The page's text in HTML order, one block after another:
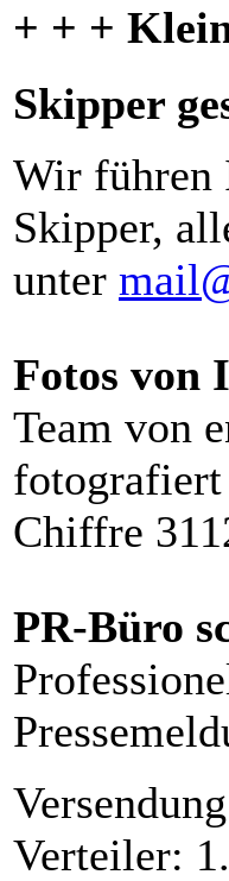
+ + +
Skipper
Wir führen
Skipper,
unter
Fotos von
Team von
Chiffre
PR-Büro
Verteiler: